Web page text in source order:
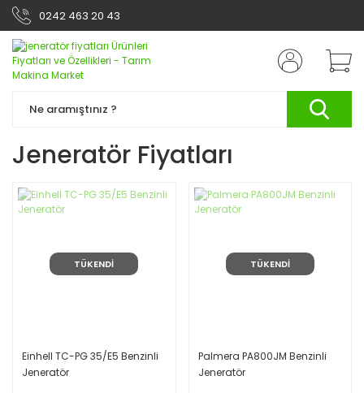
0242 463 20 43
Jeneratör Fiyatları
TÜKENDİ
Einhell TC-PG 35/E5 Benzinli
Jeneratör
TÜKENDİ
Palmera PA800JM Benzinli
Jeneratör